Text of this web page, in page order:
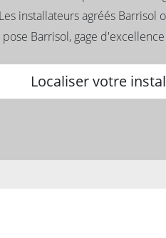
installateurs agréés Barrisol
Barrisol, gage
Localiser votre